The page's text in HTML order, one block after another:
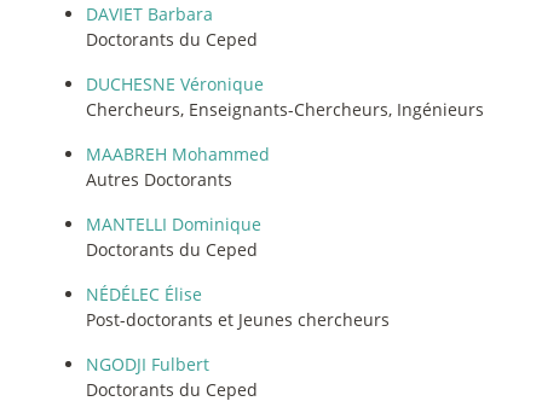
DAVIET Barbara
Doctorants du Ceped
DUCHESNE Véronique
Chercheurs, Enseignants-Chercheurs, Ingénieurs
MAABREH Mohammed
Autres Doctorants
MANTELLI Dominique
Doctorants du Ceped
NÉDÉLEC Élise
Post-doctorants et Jeunes chercheurs
NGODJI Fulbert
Doctorants du Ceped